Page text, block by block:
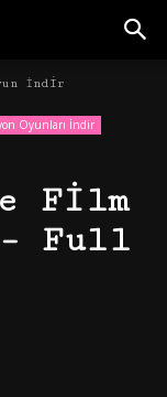
İndir
Oyunları İndir
Film
Full